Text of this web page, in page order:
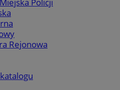
Rejonowa